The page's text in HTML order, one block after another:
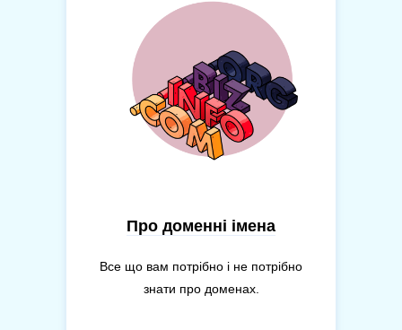
Про доменні імена
Все що вам потрібно і не потрібно
знати про доменах.